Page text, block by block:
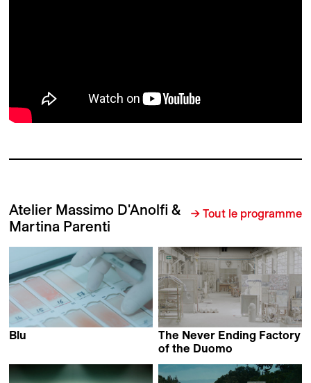
Atelier Massimo D'Anolfi &
Martina Parenti
→ Tout le programme
Blu
The Never Ending Factory
of the Duomo
Martina Parenti